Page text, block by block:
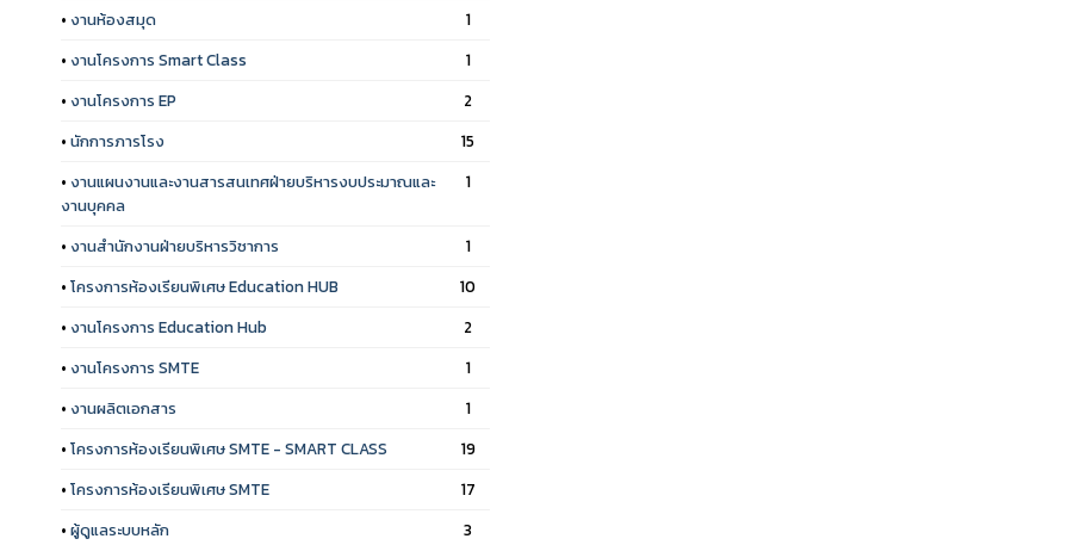
• งานห้องสมุด
1
• งานโครงการ Smart Class
1
• งานโครงการ EP
2
• นักการภารโรง
15
• งานแผนงานและงานสารสนเทศฝ่ายบริหารงบประมาณและ
งานบุคคล
1
• งานสำนักงานฝ่ายบริหารวิชาการ
1
• โครงการห้องเรียนพิเศษ Education HUB
10
• งานโครงการ Education Hub
2
• งานโครงการ SMTE
1
• งานผลิตเอกสาร
1
• โครงการห้องเรียนพิเศษ SMTE - SMART CLASS
19
• โครงการห้องเรียนพิเศษ SMTE
17
• ผู้ดูแลระบบหลัก 3